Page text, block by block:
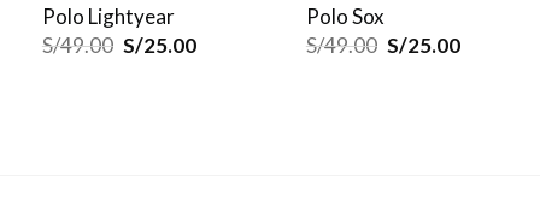
Polo Lightyear
S/49.00 S/25.00
Polo Sox
S/49.00 S/25.00